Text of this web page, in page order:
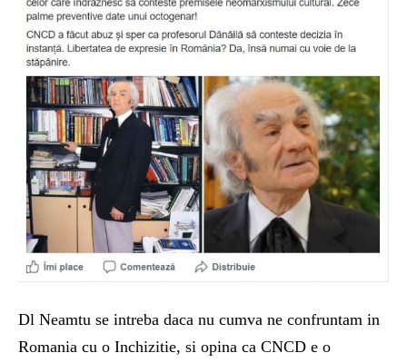
Dl Neamtu se intreba daca nu cumva ne confruntam in
Romania cu o Inchizitie, si opina ca CNCD e o